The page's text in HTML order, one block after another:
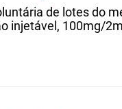
de lotes do
injetável, 100mg/